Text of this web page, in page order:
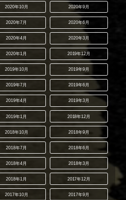
2020年10月 2020年9月
2020年7月 2020年6月
2020年4月 2020年3月
2020年1月 2019年12月
2019年10月 2019年9月
2019年7月 2019年6月
2019年4月 2019年3月
2019年1月 2018年12月
2018年10月 2018年9月
2018年7月 2018年6月
2018年4月 2018年3月
2018年1月 2017年12月
2017年10月 2017年9月